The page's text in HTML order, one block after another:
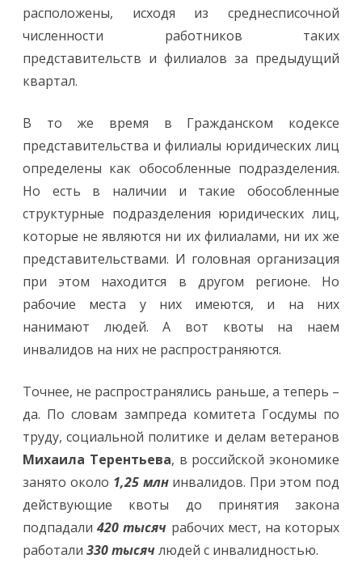
расположены, исходя из среднесписочной
численности работников таких
представительств и филиалов за предыдущий
квартал.
В то же время в Гражданском кодексе
представительства и филиалы юридических лиц
определены как обособленные подразделения.
Но есть в наличии и такие обособленные
структурные подразделения юридических лиц,
которые не являются ни их филиалами, ни их же
представительствами. И головная организация
при этом находится в другом регионе. Но
рабочие места у них имеются, и на них
нанимают людей. А вот квоты на наем
инвалидов на них не распространяются.
Точнее, не распространялись раньше, а теперь –
да. По словам зампреда комитета Госдумы по
труду, социальной политике и делам ветеранов
Михаила Терентьева, в российской экономике
занято около 1,25 млн инвалидов. При этом под
действующие квоты до принятия закона
подпадали420 тысяч рабочих мест, на которых
работали 330 тысячлюдей с инвалидностью.